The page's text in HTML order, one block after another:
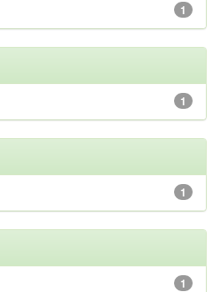
1
1
1
1